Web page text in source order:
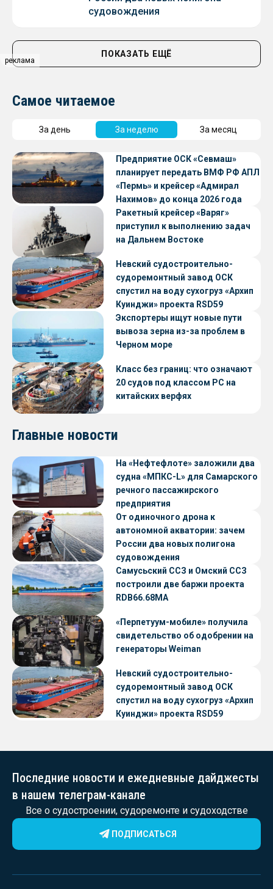
реклама
судовождения
ПОКАЗАТЬ ЕЩЁ
Самое читаемое
За день За неделю За месяц
Предприятие ОСК «Севмаш»
планирует передать ВМФ РФ АПЛ
«Пермь» и крейсер «Адмирал
Нахимов» до конца 2026 года
Ракетный крейсер «Варяг»
приступил к выполнению задач
на Дальнем Востоке
Невский судостроительно-
судоремонтный завод ОСК
спустил на воду сухогруз «Архип
Куинджи» проекта RSD59
Экспортеры ищут новые пути
вывоза зерна из-за проблем в
Черном море
Класс без границ: что означают
20 судов под классом РС на
китайских верфях
Главные новости
На «Нефтефлоте» заложили два
судна «МПКС-L» для Самарского
речного пассажирского
предприятия
От одиночного дрона к
автономной акватории: зачем
России два новых полигона
судовождения
Самусьский ССЗ и Омский ССЗ
построили две баржи проекта
RDB66.68МА
«Перпетуум-мобиле» получила
свидетельство об одобрении на
генераторы Weiman
Невский судостроительно-
судоремонтный завод ОСК
спустил на воду сухогруз «Архип
Куинджи» проекта RSD59
Последние новости и ежедневные дайджесты
в нашем телеграм-канале
Все о судостроении, судоремонте и судоходстве
ПОДПИСАТЬСЯ